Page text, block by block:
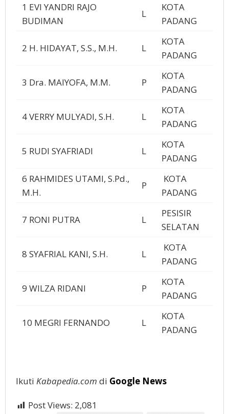
1 EVI YANDRI RAJO
BUDIMAN
L
KOTA
PADANG
2 H. HIDAYAT, S.S., M.H. L
KOTA
PADANG
3 Dra. MAIYOFA, M.M. P
KOTA
PADANG
4 VERRY MULYADI, S.H. L
KOTA
PADANG
5 RUDI SYAFRIADI L
KOTA
PADANG
6 RAHMIDES UTAMI, S.Pd.,
M.H.
P
KOTA
PADANG
7 RONI PUTRA L
PESISIR
SELATAN
8 SYAFRIAL KANI, S.H. L
KOTA
PADANG
9 WILZA RIDANI P
KOTA
PADANG
10 MEGRI FERNANDO L
KOTA
PADANG
Ikuti Kabapedia.com di Google News
Post Views: 2,081